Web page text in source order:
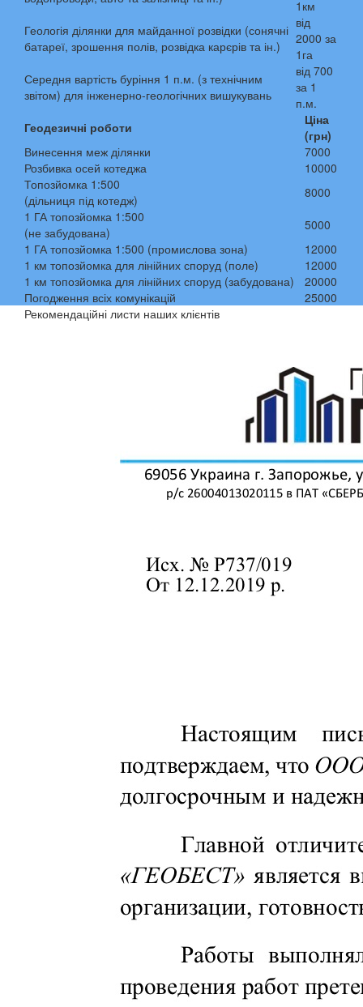
1км
Геологія ділянки для майданної розвідки (сонячні
батареї, зрошення полів, розвідка карєрів та ін.)
від
2000 за
1га
Середня вартість буріння 1 п.м. (з технічним
звітом) для інженерно-геологічних вишукувань
від 700
за 1
п.м.
Геодезичні роботи
Ціна
(грн)
Винесення меж ділянки
7000
Розбивка осей котеджа
10000
Топозйомка 1:500
(дільниця під котедж)
8000
1 ГА топозйомка 1:500
(не забудована)
5000
1 ГА топозйомка 1:500 (промислова зона)
12000
1 км топозйомка для лінійних споруд (поле)
12000
1 км топозйомка для лінійних споруд (забудована)
20000
Погодження всіх комунікацій
25000
Рекомендаційні листи наших клієнтів